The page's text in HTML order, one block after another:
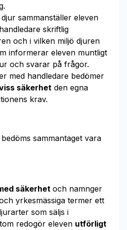
sammanställer eleven
skriftlig
och i vilken miljö djuren
informerar eleven muntligt
och svarar på frågor.
med handledare bedömer
säkerhet den egna
krav.
sammantaget vara
säkerhet och namnger
yrkesmässiga termer ett
som säljs i
redogör eleven utförligt